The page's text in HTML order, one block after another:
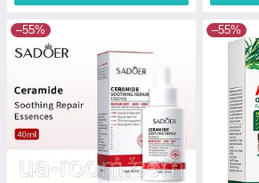
–55% –55%